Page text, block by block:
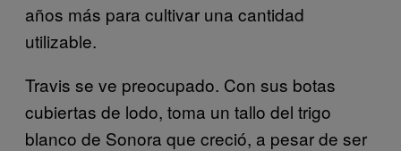
años más para cultivar una cantidad
utilizable.
Travis se ve preocupado. Con sus botas
cubiertas de lodo, toma un tallo del trigo
blanco de Sonora que creció, a pesar de ser